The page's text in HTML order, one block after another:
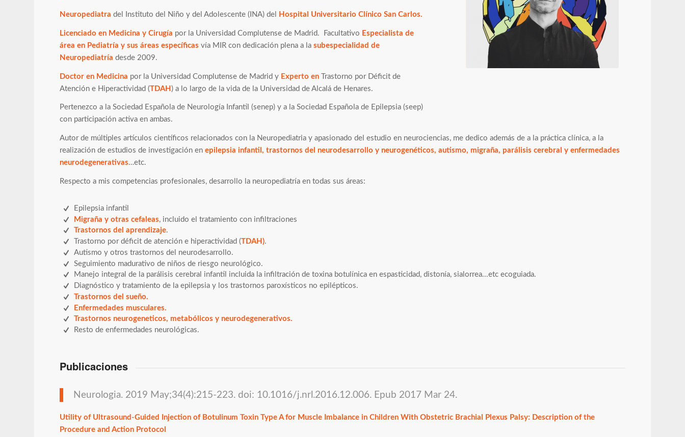
Neuropediatra del Instituto del Niño y del Adolescente (INA) del Hospital Universitario Clínico San Carlos.
Licenciado en Medicina y Cirugía por la Universidad Complutense de Madrid. Facultativo Especialista de
área en Pediatría y sus áreas específicas vía MIR con dedicación plena a lasubespecialidad de
Neuropediatría desde 2009.
Doctor en Medicina por la Universidad Complutense de Madrid y Experto en Trastorno por Déficit de
Atención e Hiperactividad (TDAH) a lo largo de la vida de la Universidad de Alcalá de Henares.
Pertenezco a la Sociedad Española de Neurología Infantil (senep) y a la Sociedad Española de Epilepsia (seep)
con participación activa en ambas.
Autor de múltiples artículos científicos relacionados con la Neuropediatria y apasionado del estudio en neurociencias, me dedico además de a la práctica clínica, a la
realización de estudios de investigación enepilepsia infantil, trastornos del neurodesarrollo y neurogenéticos, autismo, migraña, parálisis cerebral y enfermedades
neurodegenerativas…etc.
Respecto a mis competencias profesionales, desarrollo la neuropediatría en todas sus áreas:
Epilepsia infantil
Migraña y otras cefaleas, incluido el tratamiento con infiltraciones
Trastornos del aprendizaje.
Trastorno por déficit de atención e hiperactividad (TDAH).
Autismo y otros trastornos del neurodesarrollo.
Seguimiento madurativo de niños de riesgo neurológico.
Manejo integral de la parálisis cerebral infantil incluida la infiltración de toxina botulínica en espasticidad, distonía, sialorrea...etc ecoguiada.
Diagnóstico y tratamiento de la epilepsia y los trastornos paroxísticos no epilépticos.
Trastornos del sueño.
Enfermedades musculares.
Trastornos neurogeneticos, metabólicos y neurodegenerativos.
Resto de enfermedades neurológicas.
Publicaciones
Neurologia. 2019 May;34(4):215-223. doi: 10.1016/j.nrl.2016.12.006. Epub 2017 Mar 24.
Utility of Ultrasound-Guided Injection of Botulinum Toxin Type A for Muscle Imbalance in Children With Obstetric Brachial Plexus Palsy: Description of the
Procedure and Action Protocol